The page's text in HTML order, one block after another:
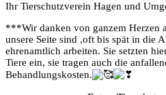
Ihr Tierschutzverein Hagen und
***Wir danken von ganzem Herzen
unsere Seite sind ,oft bis spät in die
ehrenamtlich arbeiten. Sie setzten
Tiere ein, sie tragen auch die
Behandlungskosten.